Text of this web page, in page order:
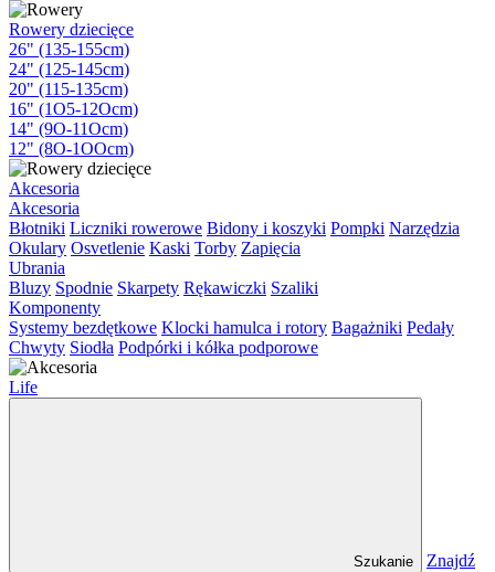
Rowery dziecięce
26" (135-155cm)
24" (125-145cm)
20" (115-135cm)
16" (1O5-12Ocm)
14" (9O-11Ocm)
12" (8O-1OOcm)
Akcesoria
Akcesoria
Błotniki Liczniki rowerowe Bidony i koszyki Pompki Narzędzia
Okulary Osvetlenie Kaski Torby Zapięcia
Ubrania
Bluzy Spodnie Skarpety Rękawiczki Szaliki
Komponenty
Systemy bezdętkowe Klocki hamulca i rotory Bagażniki Pedały
Chwyty Siodła Podpórki i kółka podporowe
Life
Szukanie
Znajdź